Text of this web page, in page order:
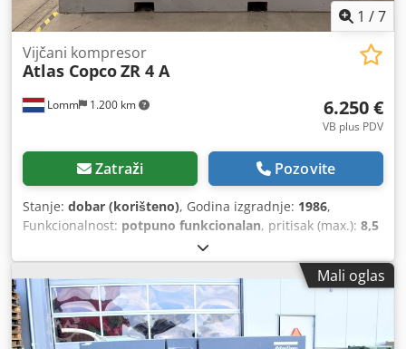
1 /7
Lomm 1.200 km
Vijčani kompresor
Atlas CopcoZR 4 A
6.250 €
VB plus PDV
Zatraži Pozovite
Stanje: dobar (korišteno), Godina izgradnje: 1986,
Funkcionalnost: potpuno funkcionalan, pritisak (max.): 8,5
Tipna pločica dostupna, dokumentacija /
priručnik,
Mali oglas